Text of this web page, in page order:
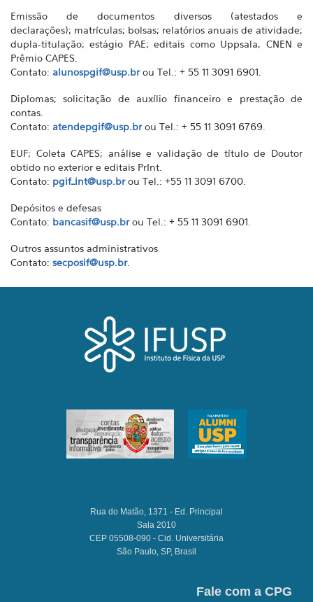
Emissão de documentos diversos (atestados e
declarações); matrículas; bolsas; relatórios anuais de atividade;
dupla-titulação; estágio PAE; editais como Uppsala, CNEN e
Prêmio CAPES.
Contato: alunospgif@usp.brou Tel.: + 55 11 3091 6901.
Diplomas; solicitação de auxílio financeiro e prestação de
contas.
Contato: atendepgif@usp.brou Tel.: + 55 11 3091 6769.
EUF; Coleta CAPES; análise e validação de título de Doutor
obtido no exterior e editais PrInt.
Contato: pgif_int@usp.brou Tel.: +55 11 3091 6700.
Depósitos e defesas
Contato: bancasif@usp.br ou Tel.: + 55 11 3091 6901.
Outros assuntos administrativos
Contato: secposif@usp.br.
Rua do Matão, 1371 - Ed. Principal
Sala 2010
CEP 05508-090 - Cid. Universitária
São Paulo, SP, Brasil
Fale com a CPG